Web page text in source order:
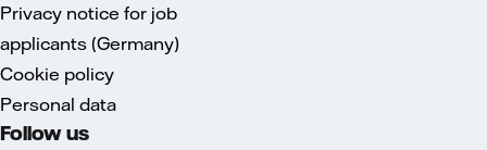
Privacy notice for job
applicants (Germany)
Cookie policy
Personal data
Follow us